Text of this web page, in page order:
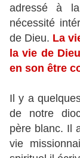
adressé à
nécessité
de Dieu. La
la vie de
en son être
Il y a
de notre
père blanc. Il
vie